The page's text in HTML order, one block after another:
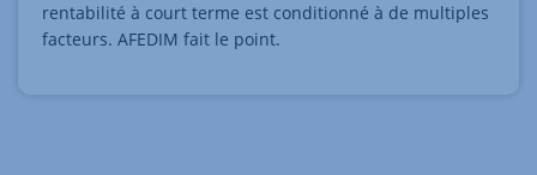
rentabilité à court terme est conditionné à de multiples
facteurs. AFEDIM fait le point.